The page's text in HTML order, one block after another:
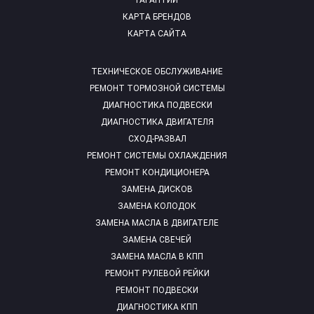
ТЕХНИЧЕСКОЕ ОБСЛУЖИВАНИЕ
РЕМОНТ ТОРМОЗНОЙ СИСТЕМЫ
ДИАГНОСТИКА ПОДВЕСКИ
ДИАГНОСТИКА ДВИГАТЕЛЯ
СХОД-РАЗВАЛ
РЕМОНТ СИСТЕМЫ ОХЛАЖДЕНИЯ
РЕМОНТ КОНДИЦИОНЕРА
ЗАМЕНА ДИСКОВ
ЗАМЕНА КОЛОДОК
ЗАМЕНА МАСЛА В ДВИГАТЕЛЕ
ЗАМЕНА СВЕЧЕЙ
ЗАМЕНА МАСЛА В КПП
РЕМОНТ РУЛЕВОЙ РЕЙКИ
РЕМОНТ ПОДВЕСКИ
ДИАГНОСТИКА КПП
КАРТА БРЕНДОВ
КАРТА САЙТА